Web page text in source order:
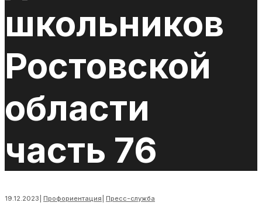
школьников
Ростовской
области
часть 76
19.12.2023 Профориентация Пресс-служба